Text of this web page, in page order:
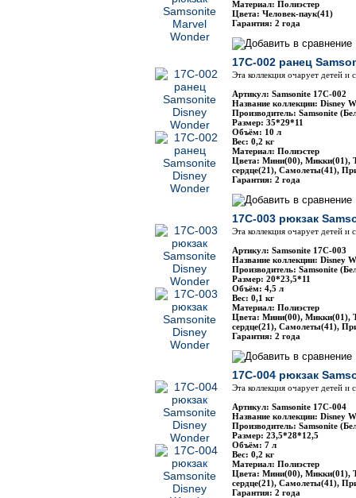
Материал: Полиэстер
Цвета: Человек-паук(41)
Гарантия: 2 года
17C-002 ранец
Эта коллекция очарует детей
Артикул: Samsonite 17C-002
Название коллекции: Disney
Производитель: Samsonite
Размер: 35*29*11
Объём: 10 л
Вес: 0,2 кг
Материал: Полиэстер
Цвета: Мини(00), Микки(01),
сердце(21), Самолеты(41),
Гарантия: 2 года
17C-003 рюкзак
Эта коллекция очарует детей
Артикул: Samsonite 17C-003
Название коллекции: Disney
Производитель: Samsonite
Размер: 20*23,5*11
Объём: 4,5 л
Вес: 0,1 кг
Материал: Полиэстер
Цвета: Мини(00), Микки(01),
сердце(21), Самолеты(41),
Гарантия: 2 года
17C-004 рюкзак
Эта коллекция очарует детей
Артикул: Samsonite 17C-004
Название коллекции: Disney
Производитель: Samsonite
Размер: 23,5*28*12,5
Объём: 7 л
Вес: 0,2 кг
Материал: Полиэстер
Цвета: Мини(00), Микки(01),
сердце(21), Самолеты(41),
Гарантия: 2 года